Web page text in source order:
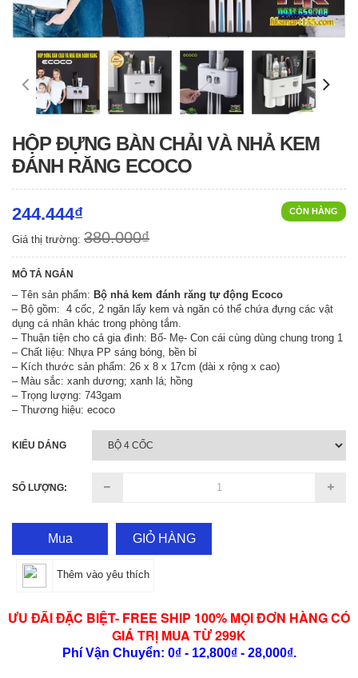
HỘP ĐỰNG BÀN CHẢI VÀ NHẢ KEM
ĐÁNH RĂNG ECOCO
CÒN HÀNG
244.444₫
Giá thị trường: 380.000₫
MÔ TẢ NGẮN
– Tên sản phẩm: Bộ nhả kem đánh răng tự động Ecoco
– Bộ gồm: 4 cốc, 2 ngăn lấy kem và ngăn có thể chứa đựng các vật
dụng cá nhân khác trong phòng tắm.
– Thuận tiện cho cả gia đình: Bố- Mẹ- Con cái cùng dùng chung trong 1
– Chất liệu: Nhựa PP sáng bóng, bền bỉ
– Kích thước sản phẩm: 26 x 8 x 17cm (dài x rộng x cao)
– Màu sắc: xanh dương; xanh lá; hồng
– Trọng lượng: 743gam
– Thương hiệu: ecoco
KIỂU DÁNG
SỐ LƯỢNG:
Mua GIỎ HÀNG
Thêm vào yêu thích
ƯU ĐÃI ĐẶC BIỆT- FREE SHIP 100% MỌI ĐƠN HÀNG CÓ
GIÁ TRỊ MUA TỪ 299K
Phí Vận Chuyển: 0₫ - 12,800₫ - 28,000₫.